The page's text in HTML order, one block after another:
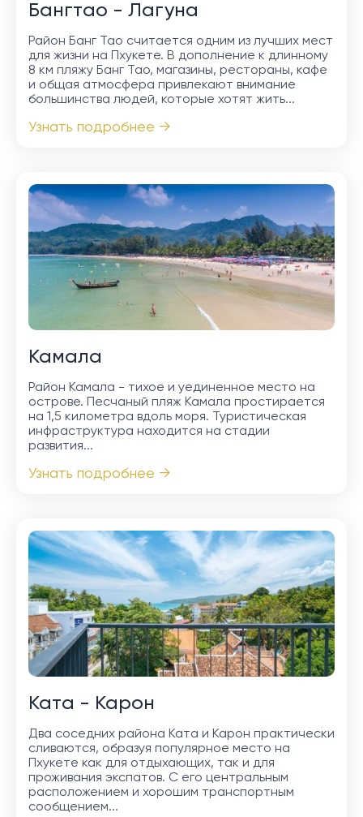
Бангтао - Лагуна
Район Банг Тао считается одним из лучших мест
для жизни на Пхукете. В дополнение к длинному
8 км пляжу Банг Тао, магазины, рестораны, кафе
и общая атмосфера привлекают внимание
большинства людей, которые хотят жить...
Узнать подробнее →
Камала
Район Камала - тихое и уединенное место на
острове. Песчаный пляж Камала простирается
на 1,5 километра вдоль моря. Туристическая
инфраструктура находится на стадии
развития...
Узнать подробнее →
Ката - Карон
Два соседних района Ката и Карон практически
сливаются, образуя популярное место на
Пхукете как для отдыхающих, так и для
проживания экспатов. С его центральным
расположением и хорошим транспортным
сообщением...